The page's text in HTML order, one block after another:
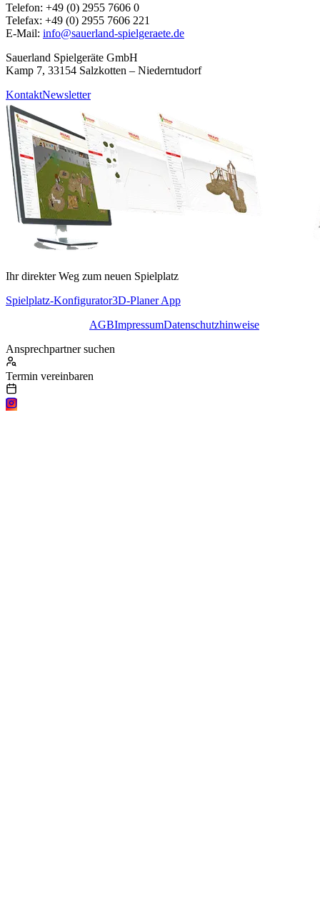
Telefon: +49 (0) 2955 7606 0
Telefax: +49 (0) 2955 7606 221
E-Mail: info@sauerland-spielgeraete.de
Sauerland Spielgeräte GmbH
Kamp 7, 33154 Salzkotten – Niederntudorf
KontaktNewsletter
Ihr direkter Weg zum neuen Spielplatz
Spielplatz-Konfigurator3D-Planer App
AGBImpressumDatenschutzhinweise
Ansprechpartner suchen
Termin vereinbaren